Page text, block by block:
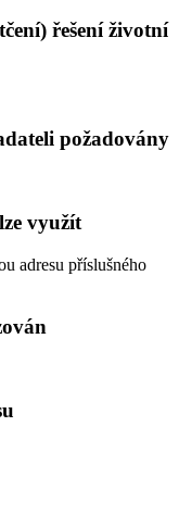
řešení životní
požadovány
využít
adresu příslušného